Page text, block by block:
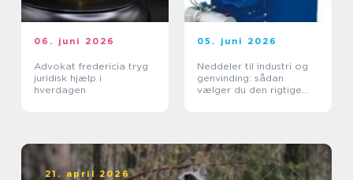
06. juni 2026
Advokat fredericia tryg
juridisk hjælp i
hverdagen
05. juni 2026
Neddeler til industri og
genvinding: sådan
vælger du den rigtige
21. april 2026